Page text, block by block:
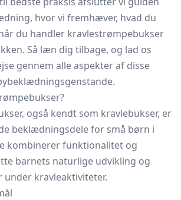
hvor vi fremhæver, hvad du
du handler kravlestrømpebukser
Så læn dig tilbage, og lad os
gennem alle aspekter af disse
også kendt som kravlebukser, er
beklædningsdele for små børn i
kombinerer funktionalitet og
barnets naturlige udvikling og
kravleaktiviteter.